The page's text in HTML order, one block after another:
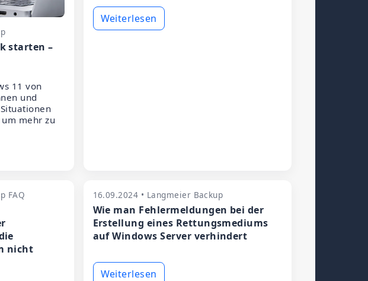
starten –
11 von
und
mehr zu
Weiterlesen
FAQ
nicht
16.09.2024 • Langmeier Backup
Wie man Fehlermeldungen bei der
Erstellung eines Rettungsmediums
auf Windows Server verhindert
Weiterlesen